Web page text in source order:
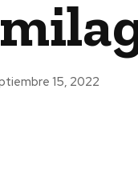
15, 2022